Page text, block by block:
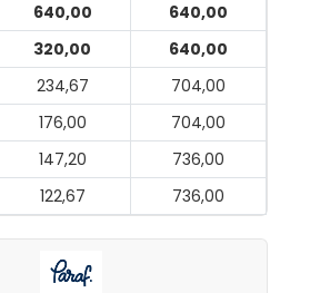
640,00
640,00
320,00
640,00
234,67
704,00
176,00
704,00
147,20
736,00
122,67 736,00